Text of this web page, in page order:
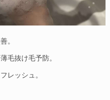
。
毛抜け毛予防。
レッシュ。